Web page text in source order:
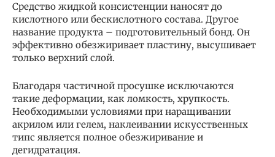
Средство жидкой консистенции наносят до
кислотного или бескислотного состава. Другое
название продукта – подготовительный бонд. Он
эффективно обезжиривает пластину, высушивает
только верхний слой.
Благодаря частичной просушке исключаются
такие деформации, как ломкость, хрупкость.
Необходимыми условиями при наращивании
акрилом или гелем, наклеивании искусственных
типс является полное обезжиривание и
дегидратация.